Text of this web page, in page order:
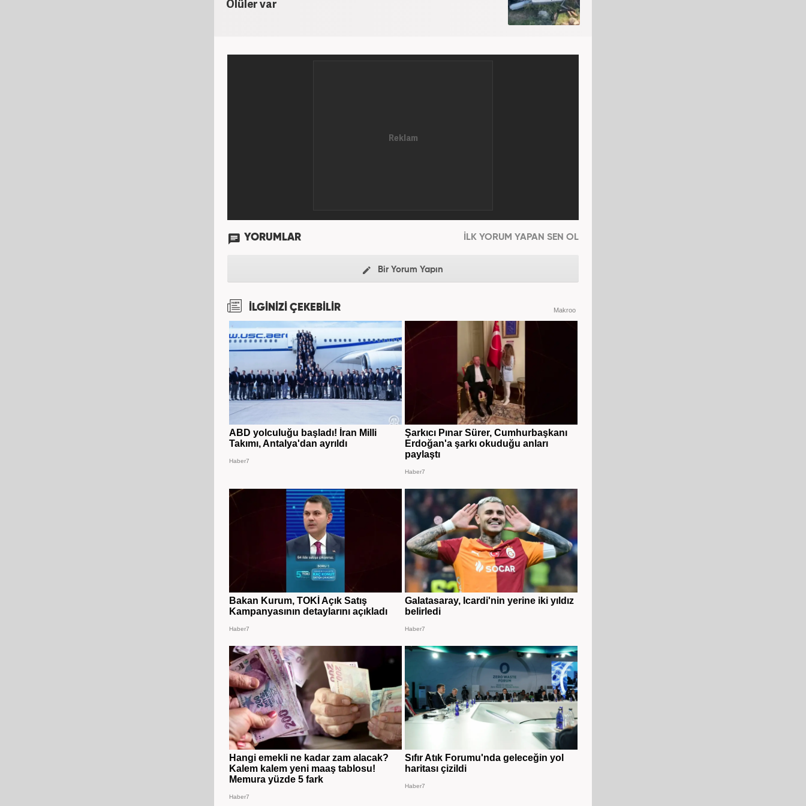
Ölüler var
YORUMLAR İLK YORUM YAPAN SEN OL
Bir Yorum Yapın
İLGİNİZİ ÇEKEBİLİR Makroo
ABD yolculuğu başladı! İran Milli
Takımı, Antalya'dan ayrıldı
Haber7
Şarkıcı Pınar Sürer, Cumhurbaşkanı
Erdoğan'a şarkı okuduğu anları
paylaştı
Haber7
Bakan Kurum, TOKİ Açık Satış
Kampanyasının detaylarını açıkladı
Haber7
Galatasaray, Icardi'nin yerine iki yıldız
belirledi
Haber7
Hangi emekli ne kadar zam alacak?
Kalem kalem yeni maaş tablosu!
Memura yüzde 5 fark
Haber7
Sıfır Atık Forumu'nda geleceğin yol
haritası çizildi
Haber7